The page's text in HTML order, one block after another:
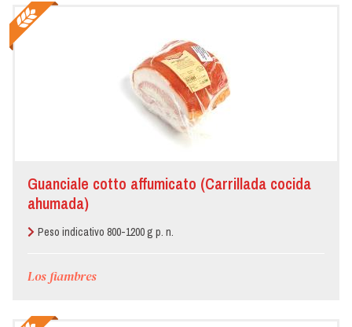
Guanciale cotto affumicato (Carrillada cocida
ahumada)
Peso indicativo 800-1200 g p. n.
Los fiambres